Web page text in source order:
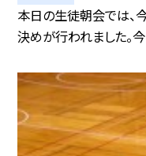
本日の生徒朝会では、
決めが行われました。